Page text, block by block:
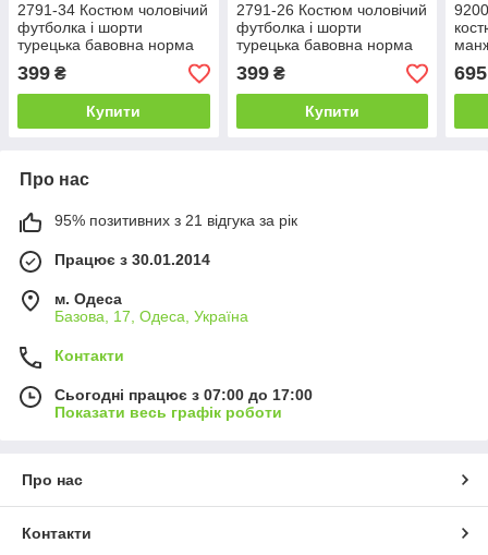
2791-34 Костюм чоловічий
футболка і шорти
турецька бавовна норма
(4 од: 48,50,52,54)
399 ₴
Купити
2791-26 Костюм чоловічий
футболка і шорти
турецька бавовна норма
(4 од: 48,50,52,54)
399₴
Купити
695
Про нас
95% позитивних з 21 відгука за рік
Працює з 30.01.2014
м. Одеса
Базова, 17, Одеса, Україна
Контакти
Сьогодні працює з 07:00 до 17:00
Показати весь графік роботи
Про нас
Контакти